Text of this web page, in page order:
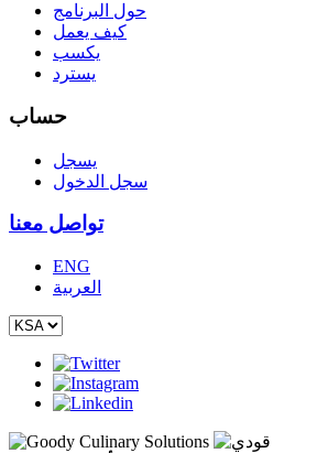
حول البرنامج
كيف يعمل
يكسب
يسترد
حساب
يسجل
سجل الدخول
تواصل معنا
ENG
العربية